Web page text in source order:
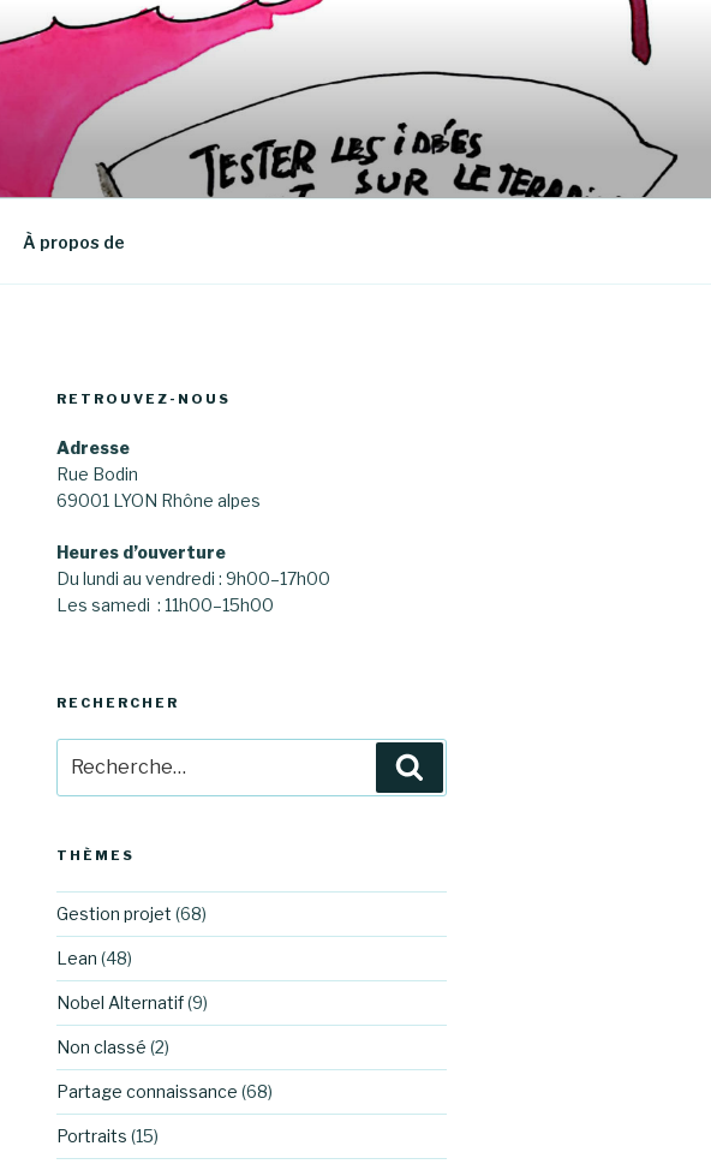
À propos de
RETROUVEZ-NOUS
Adresse
Rue Bodin
69001 LYON Rhône alpes
Heures d’ouverture
Du lundi au vendredi : 9h00–17h00
Les samedi : 11h00–15h00
RECHERCHER
pour
THÈMES
Gestion projet (68)
Lean (48)
Nobel Alternatif(9)
Non classé (2)
Partage connaissance (68)
Portraits (15)